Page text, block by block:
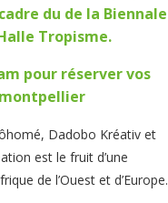
du de la Biennale
Tropisme.
pour réserver vos
Dadobo Kréativ et
est le fruit d’une
de l’Ouest et d’Europe.